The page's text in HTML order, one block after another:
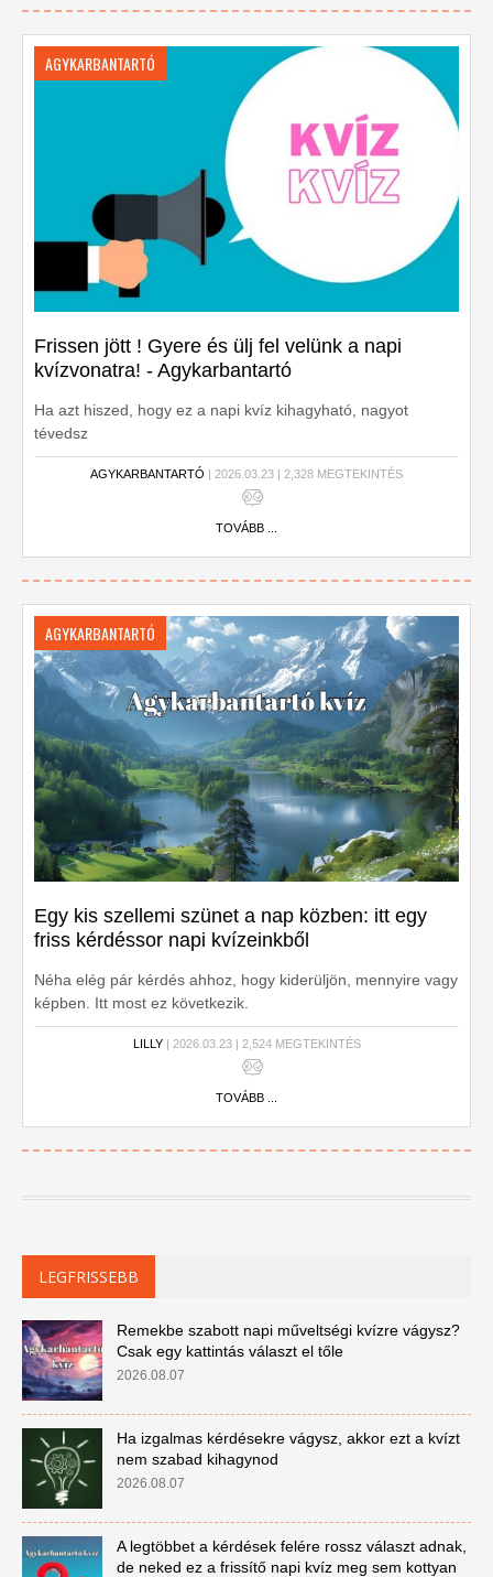
AGYKARBANTARTÓ
Frissen jött ! Gyere és ülj fel velünk a napi
kvízvonatra! - Agykarbantartó
Ha azt hiszed, hogy ez a napi kvíz kihagyható, nagyot
tévedsz
AGYKARBANTARTÓ | 2026.03.23 | 2,328 MEGTEKINTÉS
TOVÁBB ...
AGYKARBANTARTÓ
Egy kis szellemi szünet a nap közben: itt egy
friss kérdéssor napi kvízeinkből
Néha elég pár kérdés ahhoz, hogy kiderüljön, mennyire vagy
képben. Itt most ez következik.
LILLY| 2026.03.23 | 2,524 MEGTEKINTÉS
TOVÁBB ...
LEGFRISSEBB
Remekbe szabott napi műveltségi kvízre vágysz?
Csak egy kattintás választ el tőle
2026.08.07
Ha izgalmas kérdésekre vágysz, akkor ezt a kvízt
nem szabad kihagynod
2026.08.07
A legtöbbet a kérdések felére rossz választ adnak,
de neked ez a frissítő napi kvíz meg sem kottyan